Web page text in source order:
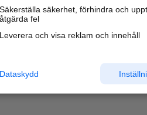
Säkerställa säkerhet, förhindra och
åtgärda fel
Leverera och visa reklam och innehåll
Dataskydd